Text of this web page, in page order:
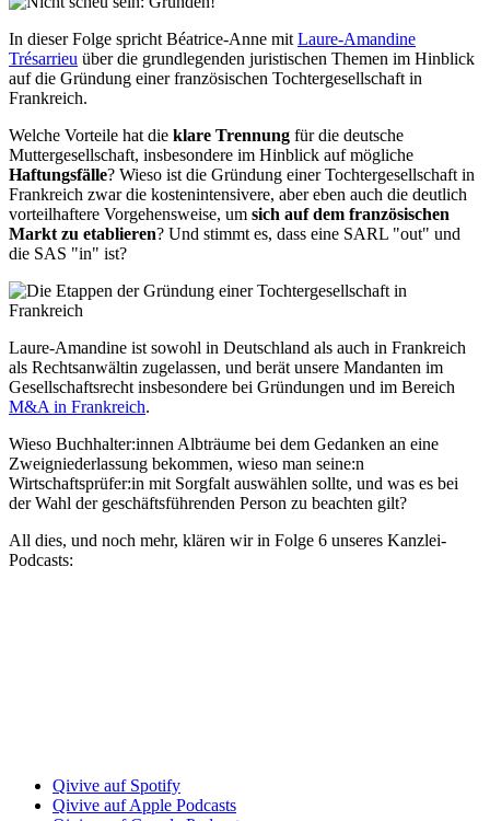
In dieser Folge spricht Béatrice-Anne mit Laure-Amandine
Trésarrieu über die grundlegenden juristischen Themen im Hinblick
auf die Gründung einer französischen Tochtergesellschaft in
Frankreich.
Welche Vorteile hat die klare Trennung für die deutsche
Muttergesellschaft, insbesondere im Hinblick auf mögliche
Haftungsfälle? Wieso ist die Gründung einer Tochtergesellschaft in
Frankreich zwar die kostenintensivere, aber eben auch die deutlich
vorteilhaftere Vorgehensweise, um sich auf dem französischen
Markt zu etablieren? Und stimmt es, dass eine SARL "out" und
die SAS "in" ist?
Laure-Amandine ist sowohl in Deutschland als auch in Frankreich
als Rechtsanwältin zugelassen, und berät unsere Mandanten im
Gesellschaftsrecht insbesondere bei Gründungen und im Bereich
M&A in Frankreich.
Wieso Buchhalter:innen Albträume bei dem Gedanken an eine
Zweigniederlassung bekommen, wieso man seine:n
Wirtschaftsprüfer:in mit Sorgfalt auswählen sollte, und was es bei
der Wahl der geschäftsführenden Person zu beachten gilt?
All dies, und noch mehr, klären wir in Folge 6 unseres Kanzlei-
Podcasts:
Qivive auf Spotify
Qivive auf Apple Podcasts